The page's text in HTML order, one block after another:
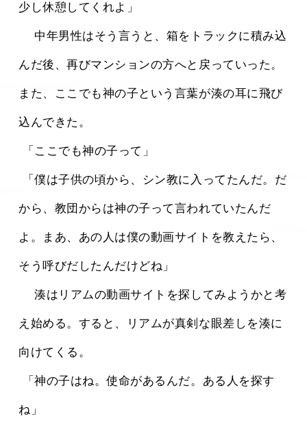
少し休憩してくれよ」
んだ後、再びマンションの方へと戻っていった。
また、ここでも神の子という言葉が湊の耳に飛び
込んできた。
「ここでも神の子って」
から、教団からは神の子って言われていたんだ
よ。まあ、あの人は僕の動画サイトを教えたら、
そう呼びだしたんだけどね」
え始める。すると、リアムが真剣な眼差しを湊に
向けてくる。
ね」